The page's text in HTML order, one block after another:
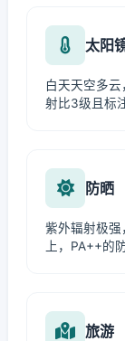
太阳
白天天空多
射比3级且标
防晒
紫外辐射极强
上，PA++的
旅游